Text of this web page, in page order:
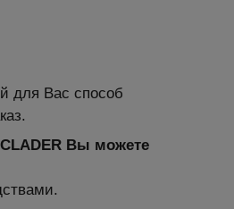
для Вас способ
Вы можете